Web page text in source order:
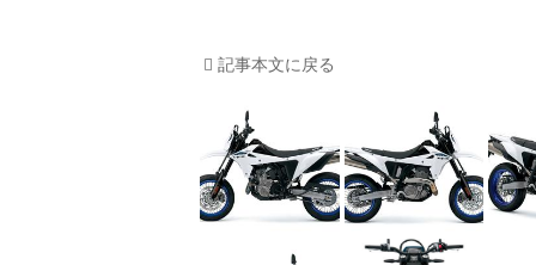
記事本文に戻る